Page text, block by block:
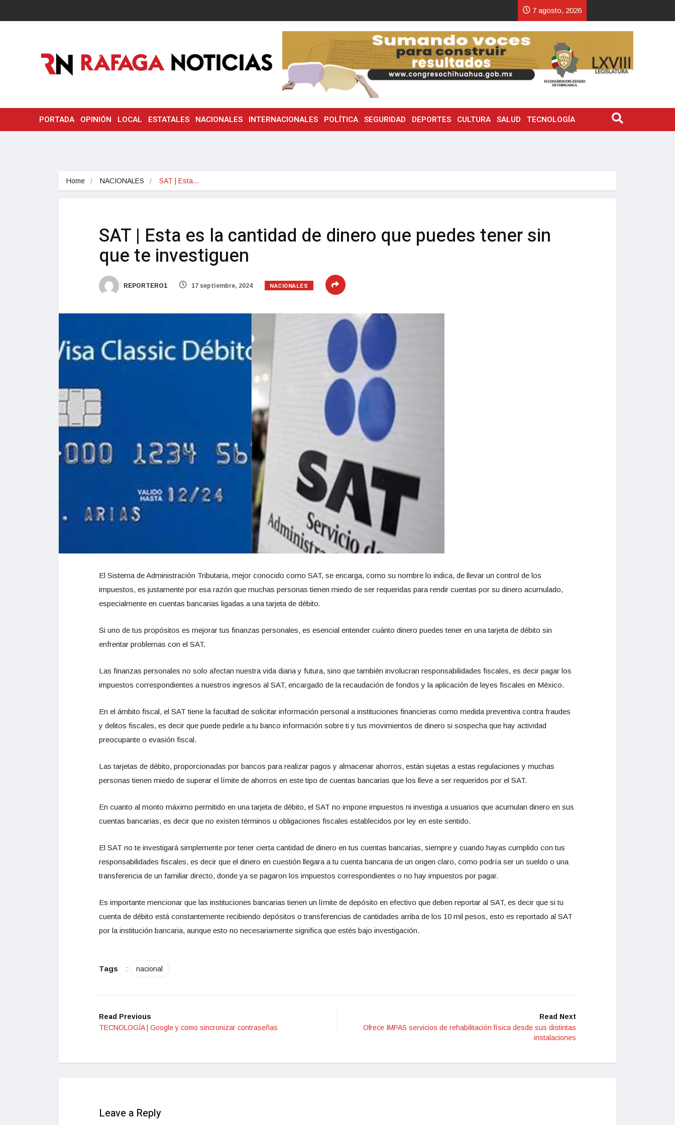
7 agosto, 2026
PORTADA OPINIÓN LOCAL ESTATALES NACIONALES INTERNACIONALES POLÍTICA SEGURIDAD DEPORTES CULTURA SALUD TECNOLOGÍA
Home NACIONALES SAT | Esta…
SAT | Esta es la cantidad de dinero que puedes tener sin
que te investiguen
REPORTERO1 17 septiembre, 2024 NACIONALES
El Sistema de Administración Tributaria, mejor conocido como SAT, se encarga, como su nombre lo indica, de llevar un control de los
impuestos, es justamente por esa razón que muchas personas tienen miedo de ser requeridas para rendir cuentas por su dinero acumulado,
especialmente en cuentas bancarias ligadas a una tarjeta de débito.
Si uno de tus propósitos es mejorar tus finanzas personales, es esencial entender cuánto dinero puedes tener en una tarjeta de débito sin
enfrentar problemas con el SAT.
Las finanzas personales no solo afectan nuestra vida diaria y futura, sino que también involucran responsabilidades fiscales, es decir pagar los
impuestos correspondientes a nuestros ingresos al SAT, encargado de la recaudación de fondos y la aplicación de leyes fiscales en México.
En el ámbito fiscal, el SAT tiene la facultad de solicitar información personal a instituciones financieras como medida preventiva contra fraudes
y delitos fiscales, es decir que puede pedirle a tu banco información sobre ti y tus movimientos de dinero si sospecha que hay actividad
preocupante o evasión fiscal.
Las tarjetas de débito, proporcionadas por bancos para realizar pagos y almacenar ahorros, están sujetas a estas regulaciones y muchas
personas tienen miedo de superar el límite de ahorros en este tipo de cuentas bancarias que los lleve a ser requeridos por el SAT.
En cuanto al monto máximo permitido en una tarjeta de débito, el SAT no impone impuestos ni investiga a usuarios que acumulan dinero en sus
cuentas bancarias, es decir que no existen términos u obligaciones fiscales establecidos por ley en este sentido.
El SAT no te investigará simplemente por tener cierta cantidad de dinero en tus cuentas bancarias, siempre y cuando hayas cumplido con tus
responsabilidades fiscales, es decir que el dinero en cuestión llegara a tu cuenta bancaria de un origen claro, como podría ser un sueldo o una
transferencia de un familiar directo, donde ya se pagaron los impuestos correspondientes o no hay impuestos por pagar.
Es importante mencionar que las instituciones bancarias tienen un límite de depósito en efectivo que deben reportar al SAT, es decir que si tu
cuenta de débito está constantemente recibiendo depósitos o transferencias de cantidades arriba de los 10 mil pesos, esto es reportado al SAT
por la institución bancaria, aunque esto no necesariamente significa que estés bajo investigación.
Tags : nacional
Read Previous
TECNOLOGÍA | Google y como sincronizar contraseñas
Read Next
Ofrece IMPAS servicios de rehabilitación física desde sus distintas
instalaciones
Leave a Reply